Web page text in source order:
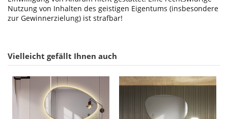
Nutzung von Inhalten des geistigen Eigentums (insbesondere
zur Gewinnerzielung) ist strafbar!
Vielleicht gefällt Ihnen auch